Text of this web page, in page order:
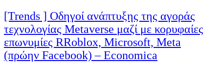
[Trends ] Οδηγοί ανάπτυξης της αγοράς
τεχνολογίας Metaverse μαζί με κορυφαίες
επωνυμίες RRoblox, Microsoft, Meta
(πρώην Facebook) – Economica